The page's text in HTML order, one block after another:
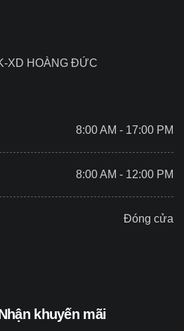
XD HOÀNG ĐỨC
8:00 AM - 17:00 PM
8:00 AM - 12:00 PM
Đóng cửa
khuyến mãi